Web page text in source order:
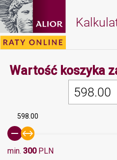
Wartość koszyka
598.00
min. 300PLN